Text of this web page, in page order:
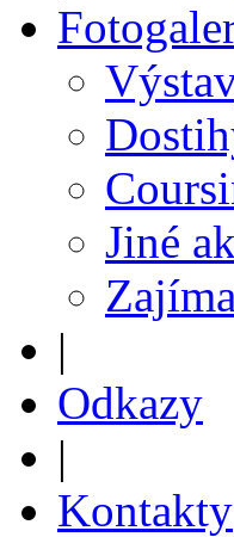
Jiné
|
Odkazy
|
Kontakty